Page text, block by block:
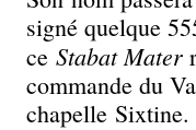
signé quelque
ce Stabat Mater
commande du
chapelle Sixtine.